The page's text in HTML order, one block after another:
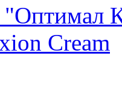
Cream